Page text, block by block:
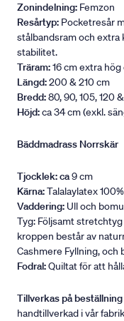
Zonindelning: Femzon
Resårtyp: Pocketresår
stålbandsram och extra
stabilitet.
Träram:16 cm extra
Längd:200 & 210 cm
Bredd:80, 90, 105, 120
Höjd:ca 34 cm (exkl.
Bäddmadrass Norrskär
Tjocklek: ca9 cm
Kärna:Talalaylatex
Vaddering: Ull och
Tyg: Följsamt
kroppen består av
Cashmere Fyllning, och
Fodral:Quiltat för att
Tillverkas på beställning
handtillverkad i vår